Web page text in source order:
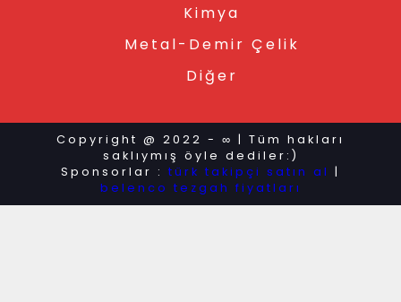
Kimya
Metal-Demir Çelik
Diğer
Copyright @ 2022 - ∞ | Tüm hakları
saklıymış öyle dediler:)
Sponsorlar : türk takipçi satın al
|
belenco tezgah fiyatları